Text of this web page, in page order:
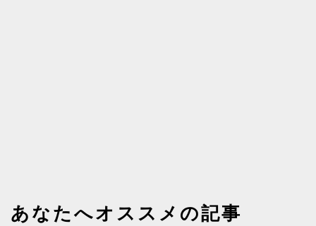
あなたへオススメの記事